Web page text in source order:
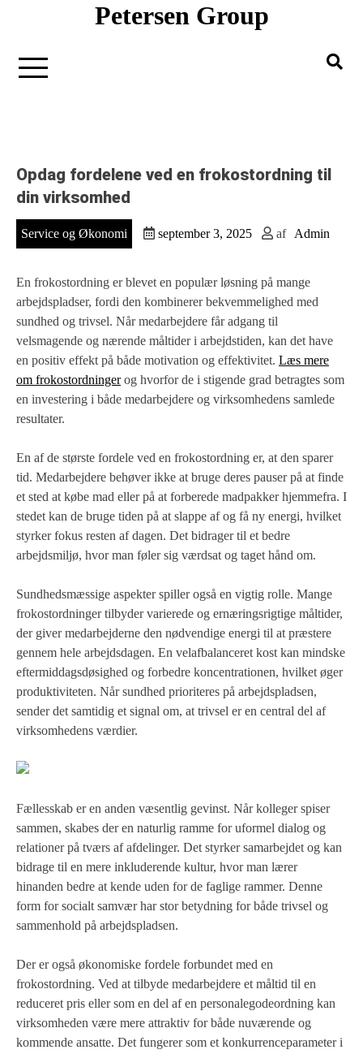
Petersen Group
Opdag fordelene ved en frokostordning til
din virksomhed
Service og Økonomi september 3, 2025 af Admin
En frokostordning er blevet en populær løsning på mange
arbejdspladser, fordi den kombinerer bekvemmelighed med
sundhed og trivsel. Når medarbejdere får adgang til
velsmagende og nærende måltider i arbejdstiden, kan det have
en positiv effekt på både motivation og effektivitet. Læs mere
om frokostordningerog hvorfor de i stigende grad betragtes som
en investering i både medarbejdere og virksomhedens samlede
resultater.
En af de største fordele ved en frokostordning er, at den sparer
tid. Medarbejdere behøver ikke at bruge deres pauser på at finde
et sted at købe mad eller på at forberede madpakker hjemmefra. I
stedet kan de bruge tiden på at slappe af og få ny energi, hvilket
styrker fokus resten af dagen. Det bidrager til et bedre
arbejdsmiljø, hvor man føler sig værdsat og taget hånd om.
Sundhedsmæssige aspekter spiller også en vigtig rolle. Mange
frokostordninger tilbyder varierede og ernæringsrigtige måltider,
der giver medarbejderne den nødvendige energi til at præstere
gennem hele arbejdsdagen. En velafbalanceret kost kan mindske
eftermiddagsdøsighed og forbedre koncentrationen, hvilket øger
produktiviteten. Når sundhed prioriteres på arbejdspladsen,
sender det samtidig et signal om, at trivsel er en central del af
virksomhedens værdier.
Fællesskab er en anden væsentlig gevinst. Når kolleger spiser
sammen, skabes der en naturlig ramme for uformel dialog og
relationer på tværs af afdelinger. Det styrker samarbejdet og kan
bidrage til en mere inkluderende kultur, hvor man lærer
hinanden bedre at kende uden for de faglige rammer. Denne
form for socialt samvær har stor betydning for både trivsel og
sammenhold på arbejdspladsen.
Der er også økonomiske fordele forbundet med en
frokostordning. Ved at tilbyde medarbejdere et måltid til en
reduceret pris eller som en del af en personalegodeordning kan
virksomheden være mere attraktiv for både nuværende og
kommende ansatte. Det fungerer som et konkurrenceparameter i